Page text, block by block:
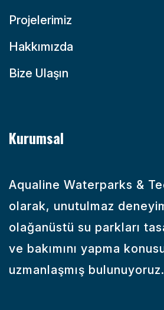
Projelerimiz
Hakkımızda
Bize Ulaşın
Kurumsal
Aqualine Waterparks &
olarak, unutulmaz
olağanüstü su parkları
ve bakımını yapma
uzmanlaşmış bulunuyoruz.